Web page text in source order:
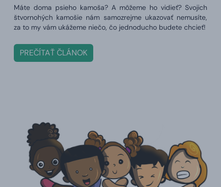
Máte doma psieho kamoša? A môžeme ho vidieť? Svojich
štvornohých kamošie nám samozrejme ukazovať nemusíte,
za to my vám ukážeme niečo, čo jednoducho budete chcieť!
PREČÍTAŤ ČLÁNOK